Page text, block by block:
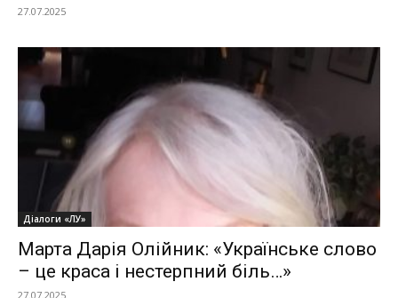
27.07.2025
Діалоги «ЛУ»
Марта Дарія Олійник: «Українське слово
– це краса і нестерпний біль…»
27.07.2025